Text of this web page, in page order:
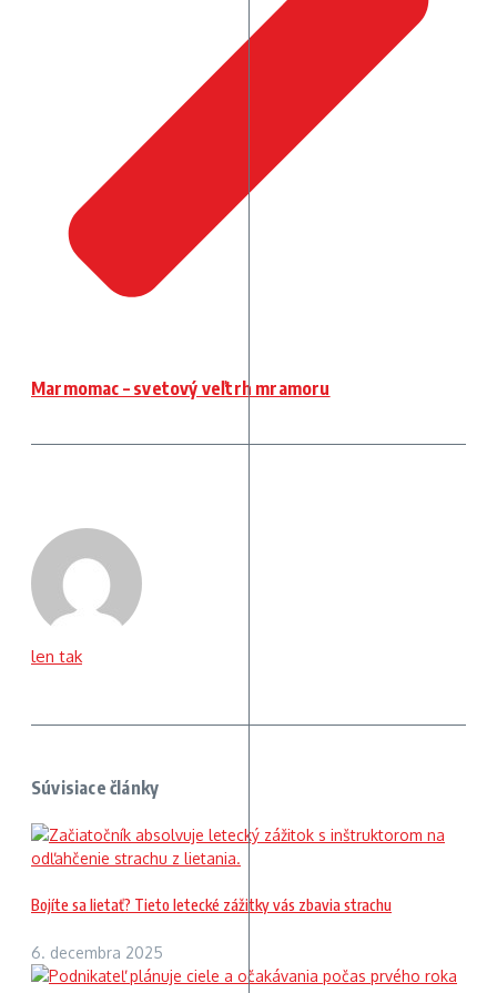
Marmomac – svetový veľtrh mramoru
len tak
Súvisiace články
Bojíte sa lietať? Tieto letecké zážitky vás zbavia strachu
6. decembra 2025